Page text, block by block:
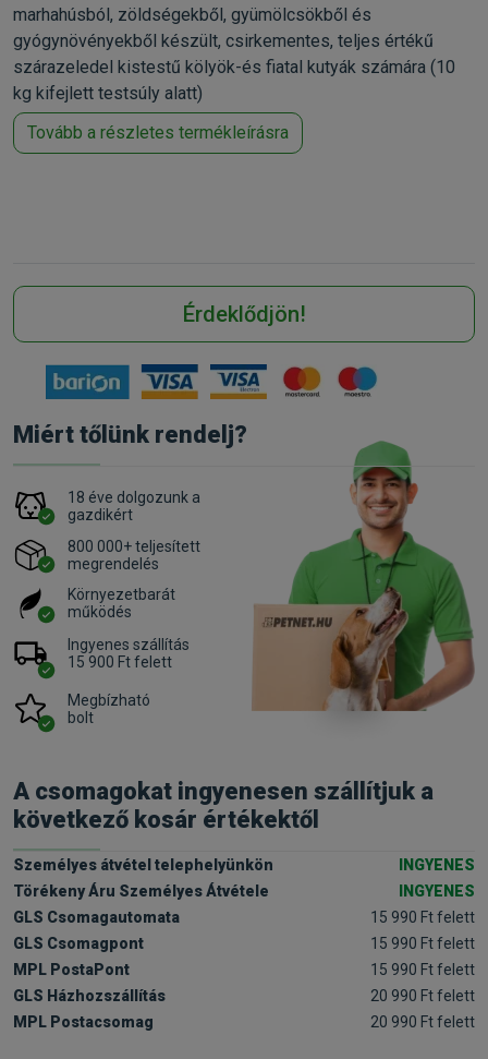
marhahúsból, zöldségekből, gyümölcsökből és
gyógynövényekből készült, csirkementes, teljes értékű
szárazeledel kistestű kölyök-és fiatal kutyák számára (10
kg kifejlett testsúly alatt)
Tovább a részletes termékleírásra
Érdeklődjön!
Miért tőlünk rendelj?
18 éve dolgozunk a
gazdikért
800 000+ teljesített
megrendelés
Környezetbarát
működés
Ingyenes szállítás
15 900 Ft felett
Megbízható
bolt
A csomagokat ingyenesen szállítjuk a
következő kosár értékektől
Személyes átvétel telephelyünkön
INGYENES
Törékeny Áru Személyes Átvétele
INGYENES
GLS Csomagautomata
15 990 Ft felett
GLS Csomagpont
15 990 Ft felett
MPL PostaPont
15 990 Ft felett
GLS Házhozszállítás
20 990 Ft felett
MPL Postacsomag
20 990 Ft felett